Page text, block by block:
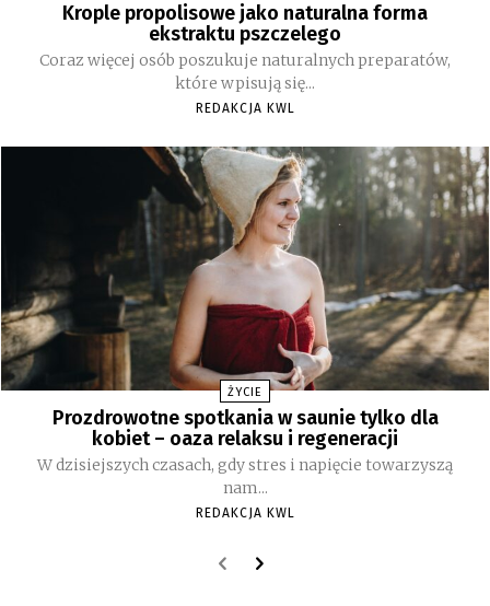
Krople propolisowe jako naturalna forma
ekstraktu pszczelego
Coraz więcej osób poszukuje naturalnych preparatów,
które wpisują się...
REDAKCJA KWL
ŻYCIE
Prozdrowotne spotkania w saunie tylko dla
kobiet – oaza relaksu i regeneracji
W dzisiejszych czasach, gdy stres i napięcie towarzyszą
nam...
REDAKCJA KWL